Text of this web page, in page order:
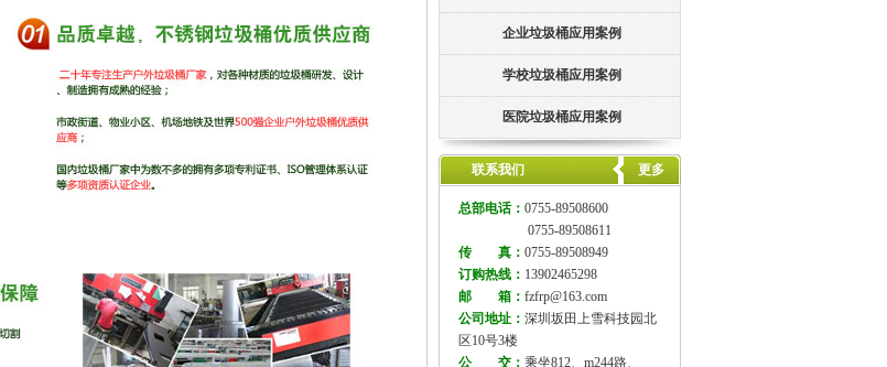
企业垃圾桶应用案例
学校垃圾桶应用案例
医院垃圾桶应用案例